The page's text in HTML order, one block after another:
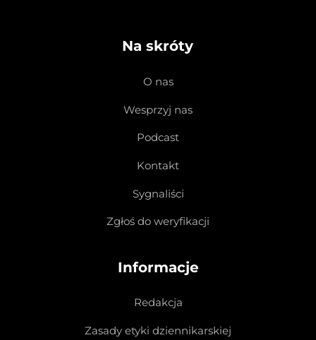
Na skróty
O nas
Wesprzyj nas
Podcast
Kontakt
Sygnaliści
Zgłoś do weryfikacji
Informacje
Redakcja
Zasady etyki dziennikarskiej